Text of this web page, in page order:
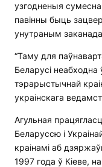
узгодненыя
павінны быць
унутраным
“Таму для
Беларусі
тэрарыстычнай
украінскага
Агульная
Беларуссю і
краінамі аб
1997 года ў Кіеве,